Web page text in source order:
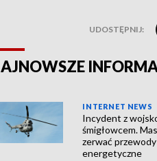
UDOSTĘPNIJ:
INTERNET NEWS
Incydent z
śmigłowcem.
zerwać przewody
energetyczne